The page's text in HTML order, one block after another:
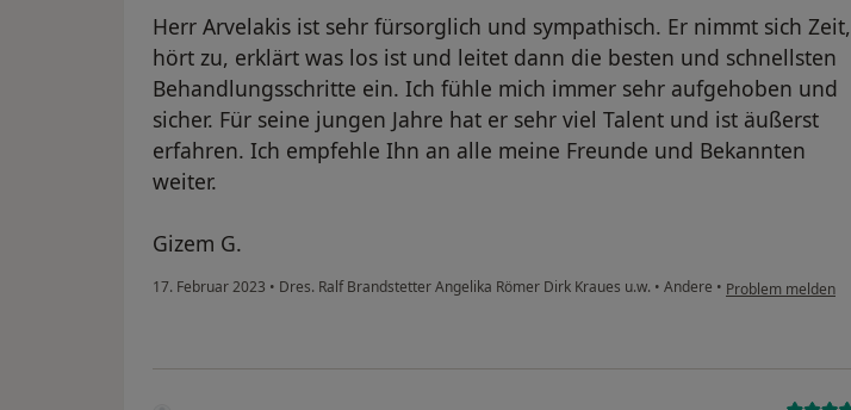
Herr Arvelakis ist sehr fürsorglich und sympathisch. Er nimmt sich Zeit,
hört zu, erklärt was los ist und leitet dann die besten und schnellsten
Behandlungsschritte ein. Ich fühle mich immer sehr aufgehoben und
sicher. Für seine jungen Jahre hat er sehr viel Talent und ist äußerst
erfahren. Ich empfehle Ihn an alle meine Freunde und Bekannten
weiter.
Gizem G.
17. Februar 2023 • Dres. Ralf Brandstetter Angelika Römer Dirk Kraues u.w. • Andere • Problem melden